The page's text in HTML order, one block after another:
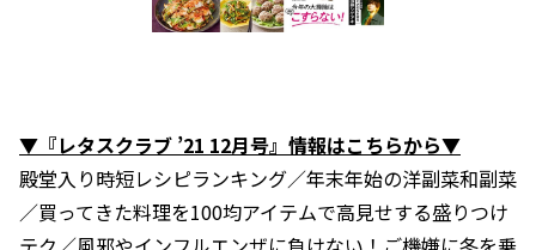
▼『レタスクラブ ’21 12月号』情報はこちらから▼
殿堂入り時短レシピランキング／年末年始の洋副菜和副菜
／買ってきた料理を100均アイテムで高見せする盛りつけ